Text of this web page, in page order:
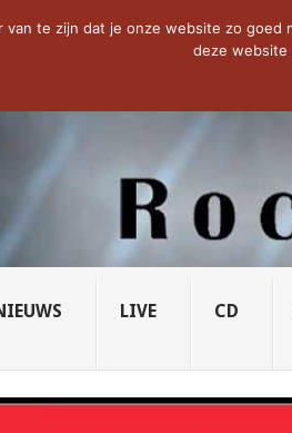
THE VICIOUS HEAD SOCIETY...
LIVE CD
van te zijn dat je onze website zo
deze website